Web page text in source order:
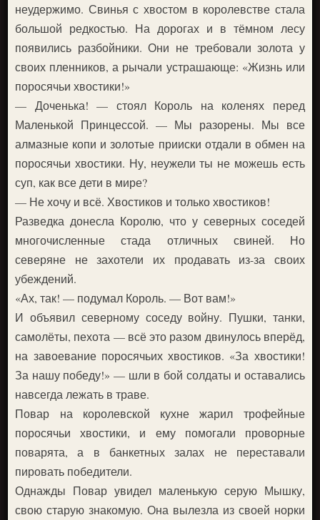
неудержимо. Свинья с хвостом в королевстве стала
большой редкостью. На дорогах и в тёмном лесу
появились разбойники. Они не требовали золота у
своих пленников, а рычали устрашающе: «Жизнь или
поросячьи хвостики!»
— Доченька! — стоял Король на коленях перед
Маленькой Принцессой. — Мы разорены. Мы все
алмазные копи и золотые прииски отдали в обмен на
поросячьи хвостики. Ну, неужели ты не можешь есть
суп, как все дети в мире?
— Не хочу и всё. Хвостиков и только хвостиков!
Разведка донесла Королю, что у северных соседей
многочисленные стада отличных свиней. Но
северяне не захотели их продавать из-за своих
убеждений.
«Ах, так! — подумал Король. — Вот вам!»
И объявил северному соседу войну. Пушки, танки,
самолёты, пехота — всё это разом двинулось вперёд,
на завоевание поросячьих хвостиков. «За хвостики!
За нашу победу!» — шли в бой солдаты и оставались
навсегда лежать в траве.
Повар на королевской кухне жарил трофейные
поросячьи хвостики, и ему помогали проворные
поварята, а в банкетных залах не переставали
пировать победители.
Однажды Повар увидел маленькую серую Мышку,
свою старую знакомую. Она вылезла из своей норки